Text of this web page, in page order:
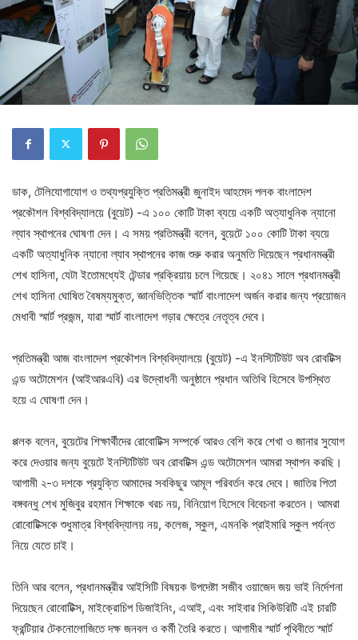
ডাক, টেলিযোগাযোগ ও তথ্যপ্রযুক্তি প্রতিমন্ত্রী জুনাইদ আহমেদ পলক বাংলাদেশ
প্রকৌশল বিশ্ববিদ্যালয়ে (বুয়েট) -এ ১০০ কোটি টাকা ব্যয়ে একটি অত্যাধুনিক ন্যানো
ল্যাব স্থাপনের ঘোষণা দেন। এ সময় প্রতিমন্ত্রী বলেন, বুয়েটে ১০০ কোটি টাকা ব্যয়ে
একটি অত্যাধুনিক ন্যানো ল্যাব স্থাপনের কাজ শুরু করার অনুমতি দিয়েছেন প্রধানমন্ত্রী
শেখ হাসিনা, যেটা ইতোমধ্যেই টেন্ডার প্রক্রিয়ায় চলে গিয়েছে। ২০৪১ সালে প্রধানমন্ত্রী
শেখ হাসিনা ঘোষিত বৈষম্যমুক্ত, জ্ঞানভিত্তিক স্মার্ট বাংলাদেশ অর্জন করার জন্য প্রয়োজন
মেধাবী স্মার্ট প্রজন্ম, যারা স্মার্ট বাংলাদেশ গড়ার ক্ষেত্রে নেতৃত্ব দেবে।
প্রতিমন্ত্রী আজ বাংলাদেশ প্রকৌশল বিশ্ববিদ্যালয়ে (বুয়েট) -এ ইনস্টিটিউট অব রোবটিক্স
এন্ড অটোমেশন (আইআরএবি) এর উদ্বোধনী অনুষ্ঠানে প্রধান অতিথি হিসেবে উপস্থিত
হয়ে এ ঘোষণা দেন।
প্পলক বলেন, বুয়েটের শিক্ষার্থীদের রোবোটিক্স সম্পর্কে আরও বেশি করে শেখা ও জানার সুযোগ
করে দেওয়ার জন্য বুয়েটে ইনস্টিটিউট অব রোবটিক্স এন্ড অটোমেশন আমরা স্থাপন করছি।
আগামী ২-৩ দশকে প্রযুক্তি আমাদের সবকিছুর আমূল পরিবর্তন করে দেবে। জাতির পিতা
বঙ্গবন্ধু শেখ মুজিবুর রহমান শিক্ষাকে খরচ নয়, বিনিয়োগ হিসেবে বিবেচনা করতেন। আমরা
রোবোটিক্সকে শুধুমাত্র বিশ্ববিদ্যালয় নয়, কলেজ, স্কুল, এমনকি প্রাইমারি স্কুল পর্যন্ত
নিয়ে যেতে চাই।
তিনি আর বলেন, প্রধানমন্ত্রীর আইসিটি বিষয়ক উপদেষ্টা সজীব ওয়াজেদ জয় ভাই নির্দেশনা
দিয়েছেন রোবোটিক্স, মাইক্রোচিপ ডিজাইনিং, এআই, এবং সাইবার সিকিউরিটি এই চারটি
ফ্রন্টিয়ার টেকনোলোজিতে দক্ষ জনবল ও কর্মী তৈরি করতে। আগামীর স্মার্ট পৃথিবীতে স্মার্ট